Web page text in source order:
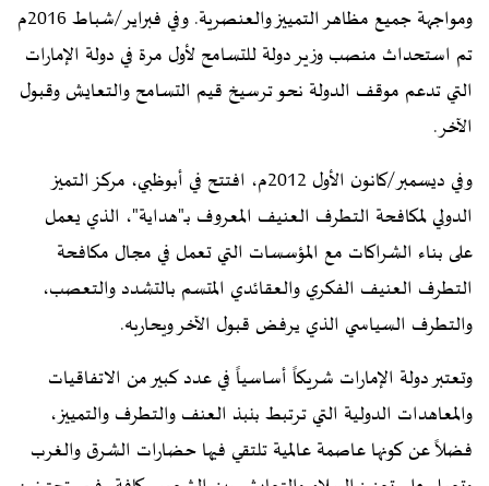
ومواجهة جميع مظاهر التمييز والعنصرية. وفي فبراير/شباط 2016م
تم استحداث منصب وزير دولة للتسامح لأول مرة في دولة الإمارات
التي تدعم موقف الدولة نحو ترسيخ قيم التسامح والتعايش وقبول
الآخر.
وفي ديسمبر/كانون الأول 2012م، افتتح في أبوظبي، مركز التميز
الدولي لمكافحة التطرف العنيف المعروف بـ"هداية"، الذي يعمل
على بناء الشراكات مع المؤسسات التي تعمل في مجال مكافحة
التطرف العنيف الفكري والعقائدي المتسم بالتشدد والتعصب،
والتطرف السياسي الذي يرفض قبول الآخر ويحاربه.
وتعتبر دولة الإمارات شريكاً أساسياً في عدد كبير من الاتفاقيات
والمعاهدات الدولية التي ترتبط بنبذ العنف والتطرف والتمييز،
فضلاً عن كونها عاصمة عالمية تلتقي فيها حضارات الشرق والغرب